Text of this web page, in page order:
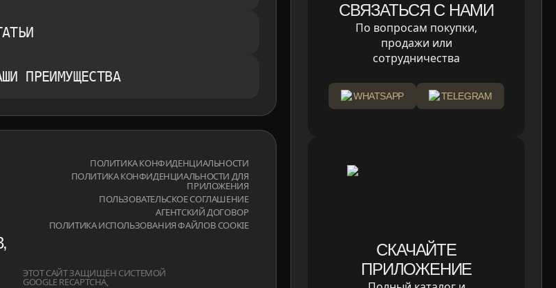
ПРЕИМУЩЕСТВА
СВЯЗАТЬСЯ С НАМИ
По вопросам покупки,
продажи или
сотрудничества
WHATSAPP TELEGRAM
СКАЧАЙТЕ
ПРИЛОЖЕНИЕ
ПОЛИТИКА КОНФИДЕНЦИАЛЬНОСТИ
ПОЛИТИКА КОНФИДЕНЦИАЛЬНОСТИ ДЛЯ
ПРИЛОЖЕНИЯ
ПОЛЬЗОВАТЕЛЬСКОЕ СОГЛАШЕНИЕ
АГЕНТСКИЙ ДОГОВОР
ПОЛИТИКА ИСПОЛЬЗОВАНИЯ ФАЙЛОВ COOKIE
ЭТОТ САЙТ ЗАЩИЩЁН СИСТЕМОЙ
GOOGLE RECAPTCHA,